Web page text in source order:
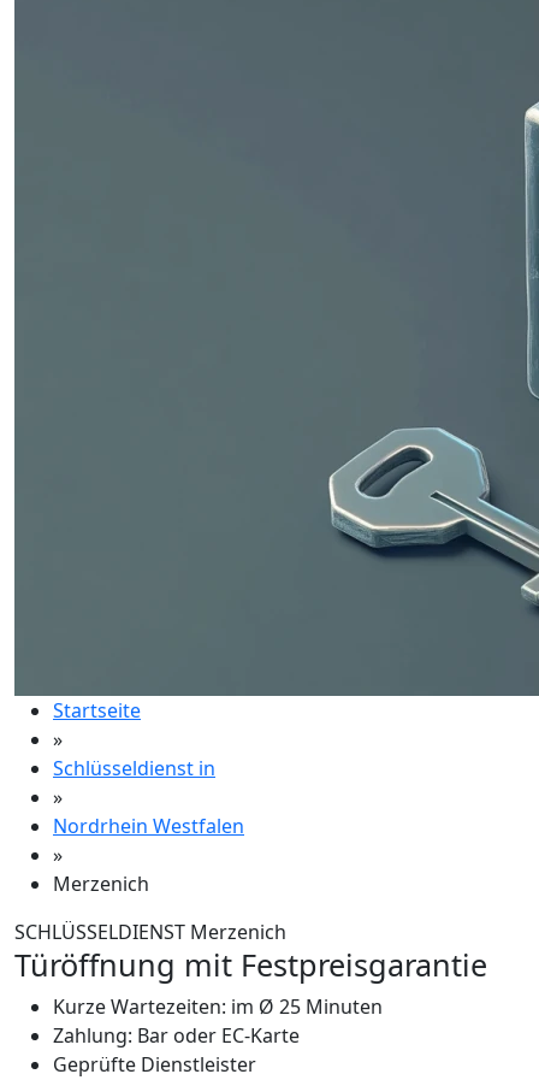
Startseite
»
Schlüsseldienst in
»
Nordrhein Westfalen
»
Merzenich
SCHLÜSSELDIENST Merzenich
Türöffnung mit Festpreisgarantie
Kurze Wartezeiten: im Ø 25 Minuten
Zahlung: Bar oder EC-Karte
Geprüfte Dienstleister